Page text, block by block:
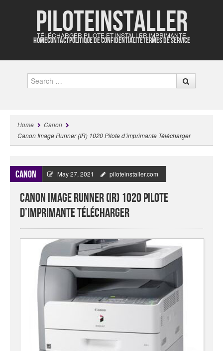
Piloteinstaller
TÉLÉCHARGER PILOTE ET INSTALLER IMPRIMANTE
HOMECONTACTPOLITIQUE DE CONFIDENTIALITÉTERMES DE SERVICE
Search
Home
Canon
Canon Image Runner (IR) 1020 Pilote d’imprimante Télécharger
Canon May 27, 2021 piloteinstaller.com
Canon Image Runner (IR) 1020 Pilote
d’imprimante Télécharger